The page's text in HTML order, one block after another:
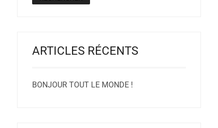
ARTICLES RÉCENTS
BONJOUR TOUT LE MONDE !